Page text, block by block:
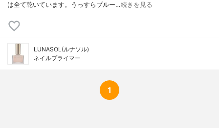
は全て乾いています。うっすらブルー…続きを見る
LUNASOL(ルナソル)
ネイルプライマー
1